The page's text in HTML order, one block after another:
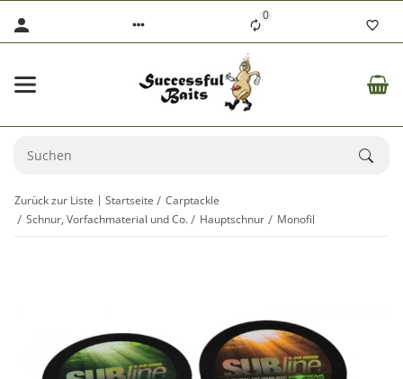
0
Zurück zur Liste Startseite
Carptackle
Schnur, Vorfachmaterial und Co.
Hauptschnur Monofil